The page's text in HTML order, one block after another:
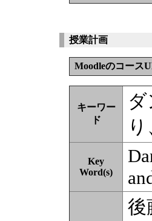
授業計画
Moodleのコース
キーワー
ド
Key
Word(s)
後